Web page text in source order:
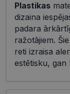
Plastikas
dizaina
padara
ražotājiem.
reti izraisa
estētisku, gan